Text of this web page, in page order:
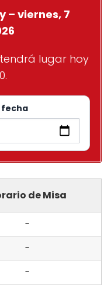
– viernes, 7
lugar hoy
de Misa
-
-
-